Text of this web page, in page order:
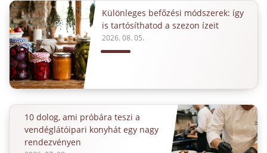
Különleges befőzési módszerek: így
is tartósíthatod a szezon ízeit
2026. 08. 05.
10 dolog, ami próbára teszi a
vendéglátóipari konyhát egy nagy
rendezvényen